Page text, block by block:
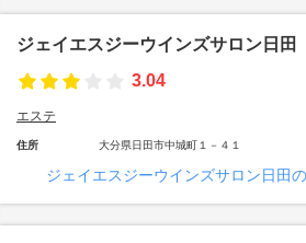
ジェイエスジーウインズサロン日田
3.04
エステ
住所 大分県日田市中城町１－４１
ジェイエスジーウインズサロン日田